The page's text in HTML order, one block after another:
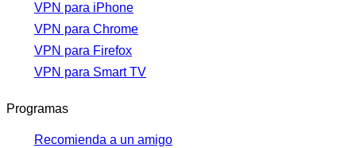
VPN para iPhone
VPN para Chrome
VPN para Firefox
VPN para Smart TV
Programas
Recomienda a un amigo